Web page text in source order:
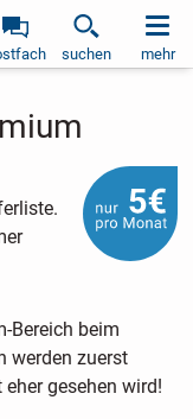
suchen mehr
Bereich beim
werden zuerst
gesehen wird!